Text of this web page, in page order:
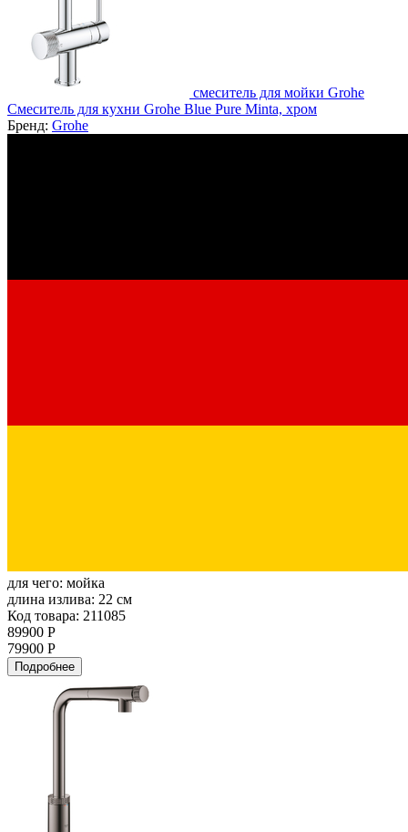
смеситель для мойки Grohe
Смеситель для кухни Grohe Blue Pure Minta, хром
Бренд: Grohe
для чего: мойка
длина излива: 22 см
Код товара: 211085
89900 Р
79900 Р
Подробнее